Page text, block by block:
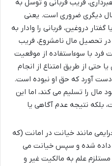
فریب قربانی و توسل به
مال دیگری ضروری است. یعنی
دروغین، قربانی را وادار به
تحصیل مال نامشروع، فریب
با سوءاستفاده از موقعیت
حتی از طریق امتناع از انجام
دست آورد که حق او نبوده است.
مال را تسلیم می کند، اما این
بلکه نتیجه عدم آگاهی یا
مانند خیانت در امانت (که
داده شده و سپس خیانت می
علم به مالکیت غیر و